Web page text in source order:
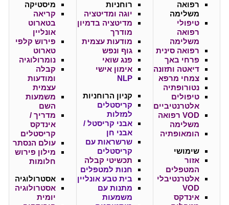
רפואה
משלימה
טיפולי
רפואה
משלימה
רפואה סינית
פרחי באך
דיאטה ותזונה
צמחי מרפא
נטורופתיה
טיפולים
אלטרנטיביים
VOD רפואה
משלימה
הומאופתיה
שימושי
אזור
המטפלים
אלטרנטיבלי
VOD
אינדקס
רוחניות
יוגה ומדיטציה
מדיטציה בדמיון
מודרך
מודעות עצמית
גוף ונפש
פנג שואי
אימון אישי
NLP
קניון הרוחניות
קריסטלים
למזלות
אבני קריסטל /
אבני חן
שרשראות עם
קריסטלים
תכשיטי קבלה
חנות למטפלים
בית טבע אונליין
מתנות עם
משמעות
מיסטיקה
קריאה
בטארוט
אונליין
פירוש קלפי
טארוט
נומרולוגיה
קבלה
ומודעות
עצמית
משמעות
השם
מדריך /
אינדקס
קריסטלים
עולם הנסתר
מילון פירוש
חלומות
אסטרולוגיה
אסטרולוגיה
יומית